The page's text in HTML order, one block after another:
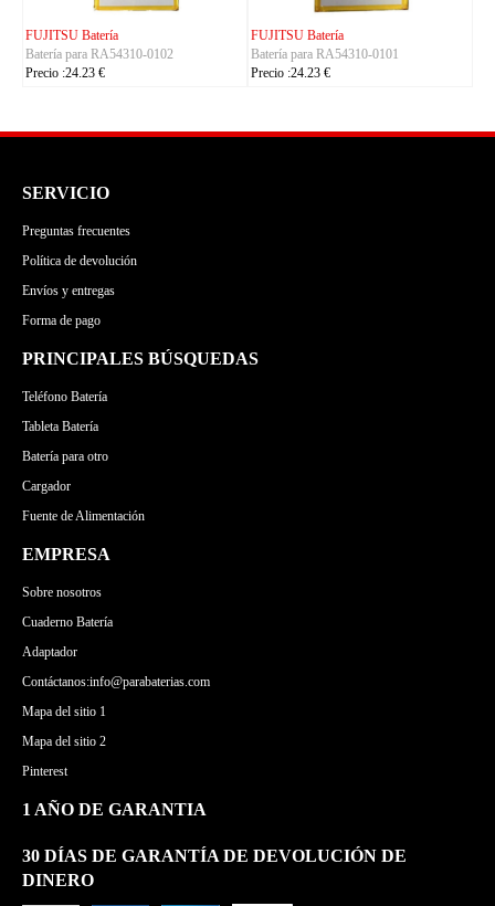
KYOCERA Batería
Batería para 5AAXBT155
Precio :24.23 €
ACE Batería
Batería para BAS022
Precio :24.23 €
SERVICIO
Preguntas frecuentes
Política de devolución
Envíos y entregas
Forma de pago
PRINCIPALES BÚSQUEDAS
Teléfono Batería
Tableta Batería
Batería para otro
Cargador
Fuente de Alimentación
EMPRESA
Sobre nosotros
Cuaderno Batería
Adaptador
Contáctanos:info@parabaterias.com
Mapa del sitio 1
Mapa del sitio 2
Pinterest
1 AÑO DE GARANTIA
30 DÍAS DE GARANTÍA DE DEVOLUCIÓN DE
DINERO